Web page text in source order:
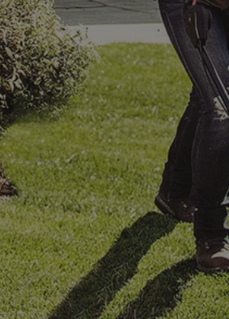
mojchorzow.pl 1 rok
Ten
CookieScript
mojchorzow.pl
4 tygodnie 2 dni
Ten
Jest
Cloudflare Inc.
.temu.com
29 minut 53
sekundy
Ten
na
YouTube
.youtube.com
5 miesięcy 4
tygodnie
Ten
i
w
co
NGINX Inc.
bh.contextweb.com
Sesja
Privacy Policy